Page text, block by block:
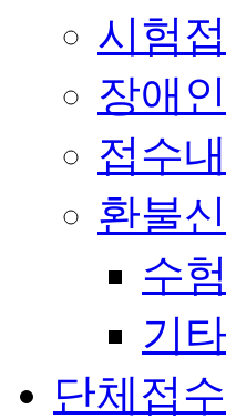
시험
장애
접수
환불
수
기
단체접수